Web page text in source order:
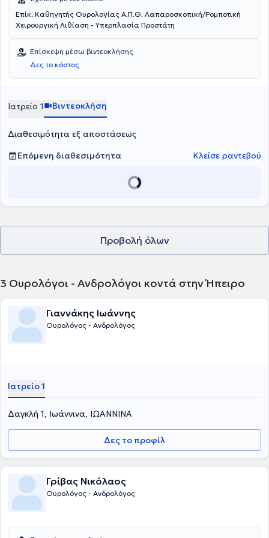
Επίκ. Καθηγητής Ουρολογίας Α.Π.Θ. Λαπαροσκοπική/Ρομποτική
Χειρουργική Λιθίαση - Υπερπλασία Προστάτη
Επίσκεψη μέσω βιντεοκλήσης
Δες το κόστος
Ιατρείο 1 Βιντεοκλήση
Διαθεσιμότητα εξ αποστάσεως
Επόμενη διαθεσιμότητα
Κλείσε ραντεβού
Προβολή όλων
3 Ουρολόγοι - Ανδρολόγοι κοντά στην Ήπειρο
Γιαννάκης Ιωάννης
Ουρολόγος - Ανδρολόγος
Ιατρείο 1
Δαγκλή 1, Ιωάννινα, ΙΩΑΝΝΙΝΑ
Δες το προφίλ
Γρίβας Νικόλαος
Ουρολόγος - Ανδρολόγος